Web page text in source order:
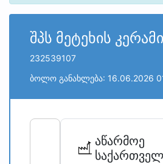
შპს მეტეხის
232539107
ბოლო განახლება: 16.06.2026
აწარმოე